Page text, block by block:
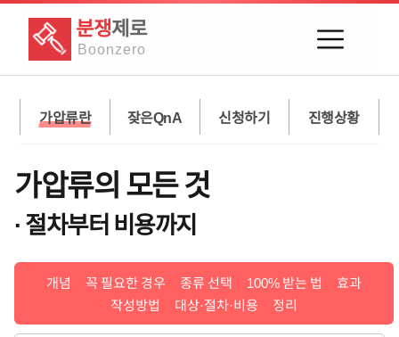
분쟁제로
Boonzero
가압류란 잦은QnA 신청하기 진행상황
가압류의 모든 것
· 절차부터 비용까지
개념 꼭 필요한 경우 종류 선택 100% 받는 법
효과
작성방법
대상·절차·비용 정리